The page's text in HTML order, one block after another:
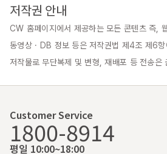
저작권 안내
CW 홈페이지에서 제공하는 모든 콘텐츠 즉,
동영상 · DB 정보 등은 저작권법 제4조 제6
저작물로 무단복제 및 변형, 재배포 등 전송은
Customer Service
1800-8914
평일 10:00~18:00